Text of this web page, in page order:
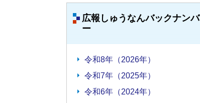
広報しゅうなんバックナンバ
ー
令和8年（2026年）
令和7年（2025年）
令和6年（2024年）